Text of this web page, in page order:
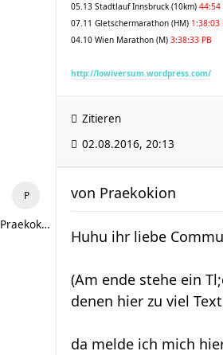
05.13 Stadtlauf Innsbruck (10km) 44:54
07.11 Gletschermarathon (HM) 1:38:03
04.10 Wien Marathon (M) 3:38:33 PB
http://lowiversum.wordpress.com/
Zitieren
02.08.2016, 20:13
Praekokion
von Praekokion
Huhu ihr liebe
(Am ende stehe ein
denen hier zu viel
da melde ich mich